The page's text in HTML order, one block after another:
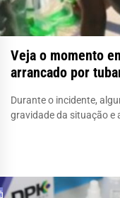
Veja o momento
arrancado por
Durante o incidente,
gravidade da situação e